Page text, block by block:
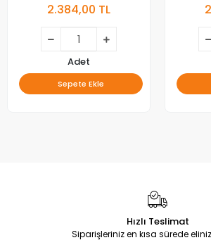
2.384,00 TL
Adet
Sepete Ekle
Hızlı Teslimat
Siparişleriniz en kısa sürede